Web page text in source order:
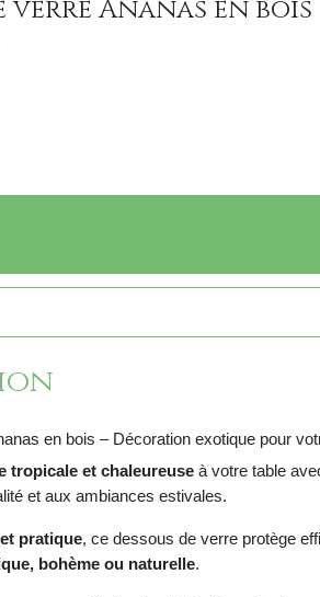
verre Ananas en bois
en bois – Décoration exotique pour
tropicale et chaleureuse à votre table
et aux ambiances estivales.
pratique, ce dessous de verre protège
bohème ou naturelle.